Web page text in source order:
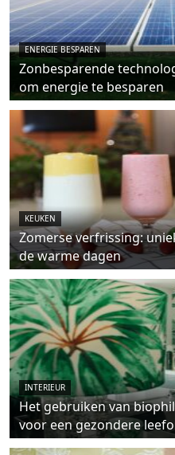
ENERGIE BESPAREN
Zonbesparende
om energie te besparen
KEUKEN
Zomerse verfrissing:
de warme dagen
INTERIEUR
Het gebruiken van
voor een gezondere